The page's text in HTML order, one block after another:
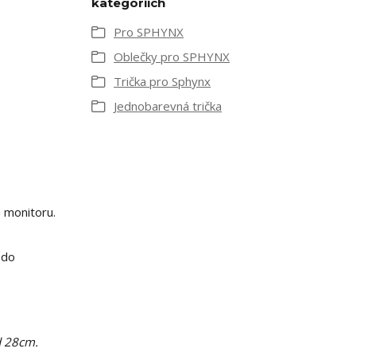
monitoru.
28cm.
Pro SPHYNX
Oblečky pro SPHYNX
Trička pro Sphynx
Jednobarevná trička